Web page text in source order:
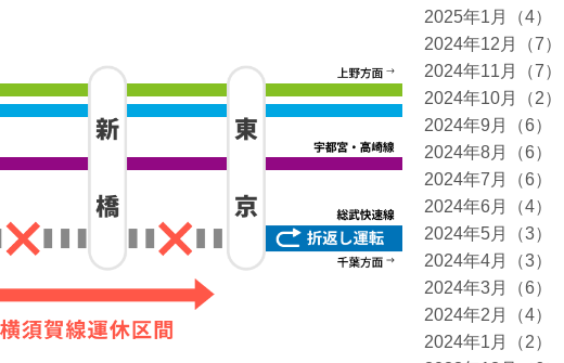
2025年1月（4）
2024年12月（7）
2024年11月（7）
2024年10月（2）
2024年9月（6）
2024年8月（6）
2024年7月（6）
2024年6月（4）
2024年5月（3）
2024年4月（3）
2024年3月（6）
2024年2月（4）
2024年1月（2）